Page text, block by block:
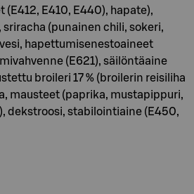
E410, E440), hapate),
sriracha (punainen chili, sokeri,
hapettumisenestoaineet
(E621), säilöntäaine
broileri 17 % (broilerin reisiliha
mausteet (paprika, mustapippuri,
dekstroosi, stabilointiaine (E450,